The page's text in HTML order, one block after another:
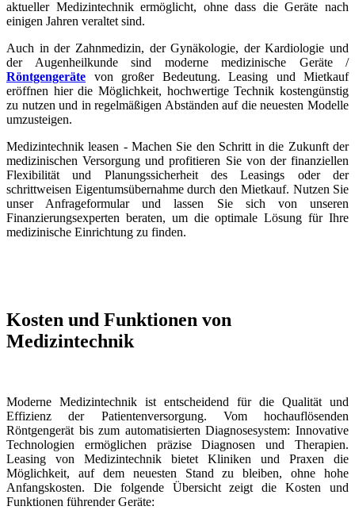
aktueller Medizintechnik ermöglicht, ohne dass die Geräte nach
einigen Jahren veraltet sind.
Auch in der Zahnmedizin, der Gynäkologie, der Kardiologie und
der Augenheilkunde sind moderne medizinische Geräte /
Röntgengeräte von großer Bedeutung. Leasing und Mietkauf
eröffnen hier die Möglichkeit, hochwertige Technik kostengünstig
zu nutzen und in regelmäßigen Abständen auf die neuesten Modelle
umzusteigen.
Medizintechnik leasen - Machen Sie den Schritt in die Zukunft der
medizinischen Versorgung und profitieren Sie von der finanziellen
Flexibilität und Planungssicherheit des Leasings oder der
schrittweisen Eigentumsübernahme durch den Mietkauf. Nutzen Sie
unser Anfrageformular und lassen Sie sich von unseren
Finanzierungsexperten beraten, um die optimale Lösung für Ihre
medizinische Einrichtung zu finden.
Kosten und Funktionen von
Medizintechnik
Moderne Medizintechnik ist entscheidend für die Qualität und
Effizienz der Patientenversorgung. Vom hochauflösenden
Röntgengerät bis zum automatisierten Diagnosesystem: Innovative
Technologien ermöglichen präzise Diagnosen und Therapien.
Leasing von Medizintechnik bietet Kliniken und Praxen die
Möglichkeit, auf dem neuesten Stand zu bleiben, ohne hohe
Anfangskosten. Die folgende Übersicht zeigt die Kosten und
Funktionen führender Geräte: